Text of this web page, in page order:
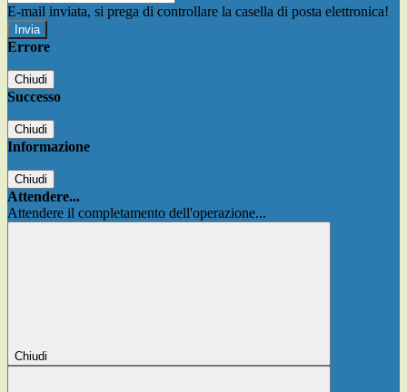
E-mail inviata, si prega di controllare la casella di posta elettronica!
Errore
Chiudi
Successo
Chiudi
Informazione
Chiudi
Attendere...
Attendere il completamento dell'operazione...
Chiudi